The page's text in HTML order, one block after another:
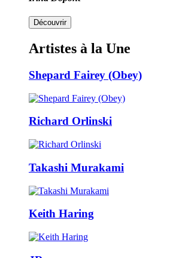
Découvrir
Artistes à la Une
Shepard Fairey (Obey)
Richard Orlinski
Takashi Murakami
Keith Haring